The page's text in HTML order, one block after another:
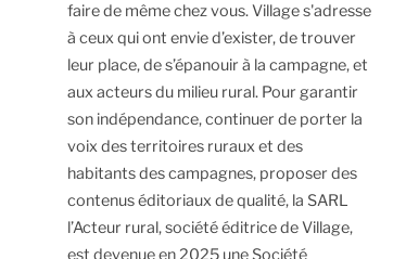
faire de même chez vous.Village s'adresse
à ceux qui ont envie d’exister, de trouver
leur place, de s’épanouir à la campagne, et
aux acteurs du milieu rural. Pour garantir
son indépendance, continuer de porter la
voix des territoires ruraux et des
habitants des campagnes, proposer des
contenus éditoriaux de qualité, la SARL
l’Acteur rural, société éditrice de Village,
est devenue en 2025 une Société